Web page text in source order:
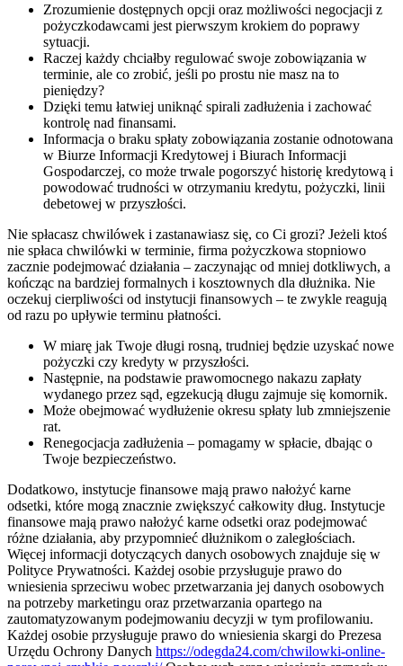
Zrozumienie dostępnych opcji oraz możliwości negocjacji z
pożyczkodawcami jest pierwszym krokiem do poprawy
sytuacji.
Raczej każdy chciałby regulować swoje zobowiązania w
terminie, ale co zrobić, jeśli po prostu nie masz na to
pieniędzy?
Dzięki temu łatwiej uniknąć spirali zadłużenia i zachować
kontrolę nad finansami.
Informacja o braku spłaty zobowiązania zostanie odnotowana
w Biurze Informacji Kredytowej i Biurach Informacji
Gospodarczej, co może trwale pogorszyć historię kredytową i
powodować trudności w otrzymaniu kredytu, pożyczki, linii
debetowej w przyszłości.
Nie spłacasz chwilówek i zastanawiasz się, co Ci grozi? Jeżeli ktoś
nie spłaca chwilówki w terminie, firma pożyczkowa stopniowo
zacznie podejmować działania – zaczynając od mniej dotkliwych, a
kończąc na bardziej formalnych i kosztownych dla dłużnika. Nie
oczekuj cierpliwości od instytucji finansowych – te zwykle reagują
od razu po upływie terminu płatności.
W miarę jak Twoje długi rosną, trudniej będzie uzyskać nowe
pożyczki czy kredyty w przyszłości.
Następnie, na podstawie prawomocnego nakazu zapłaty
wydanego przez sąd, egzekucją długu zajmuje się komornik.
Może obejmować wydłużenie okresu spłaty lub zmniejszenie
rat.
Renegocjacja zadłużenia – pomagamy w spłacie, dbając o
Twoje bezpieczeństwo.
Dodatkowo, instytucje finansowe mają prawo nałożyć karne
odsetki, które mogą znacznie zwiększyć całkowity dług. Instytucje
finansowe mają prawo nałożyć karne odsetki oraz podejmować
różne działania, aby przypomnieć dłużnikom o zaległościach.
Więcej informacji dotyczących danych osobowych znajduje się w
Polityce Prywatności. Każdej osobie przysługuje prawo do
wniesienia sprzeciwu wobec przetwarzania jej danych osobowych
na potrzeby marketingu oraz przetwarzania opartego na
zautomatyzowanym podejmowaniu decyzji w tym profilowaniu.
Każdej osobie przysługuje prawo do wniesienia skargi do Prezesa
Urzędu Ochrony Danych https://odegda24.com/chwilowki-online-